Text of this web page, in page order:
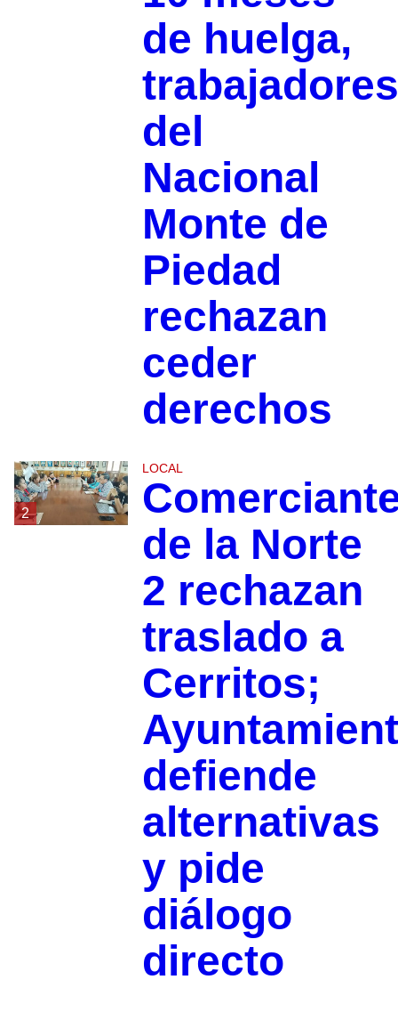
de huelga,
trabajadores
del
Nacional
Monte de
Piedad
rechazan
ceder
derechos
2
LOCAL
de la Norte
2 rechazan
traslado a
Cerritos;
defiende
alternativas
y pide
diálogo
directo